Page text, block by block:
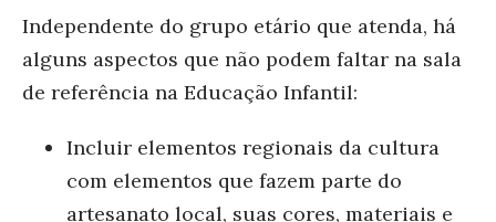
Independente do grupo etário que atenda, há
alguns aspectos que não podem faltar na sala
de referência na Educação Infantil:
Incluir elementos regionais da cultura
com elementos que fazem parte do
artesanato local, suas cores, materiais e